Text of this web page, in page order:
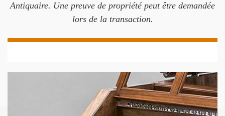
Antiquaire. Une preuve de propriété peut être demandée
lors de la transaction.